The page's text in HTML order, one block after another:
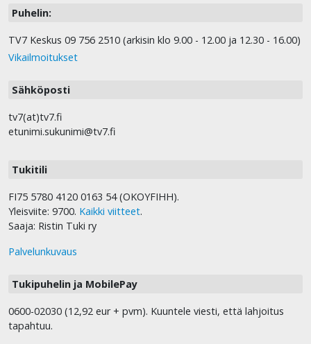
Puhelin:
TV7 Keskus 09 756 2510 (arkisin klo 9.00 - 12.00 ja 12.30 - 16.00)
Vikailmoitukset
Sähköposti
tv7(at)tv7.fi
etunimi.sukunimi@tv7.fi
Tukitili
FI75 5780 4120 0163 54 (OKOYFIHH).
Yleisviite: 9700. Kaikki viitteet.
Saaja: Ristin Tuki ry
Palvelunkuvaus
Tukipuhelin ja MobilePay
0600-02030 (12,92 eur + pvm). Kuuntele viesti, että lahjoitus
tapahtuu.